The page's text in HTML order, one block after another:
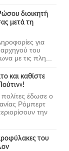
διοικητή
μετά τη
για
του
με τις πλη...
και καθίστε
έδωσε ο
Ρόμπερτ
την
του